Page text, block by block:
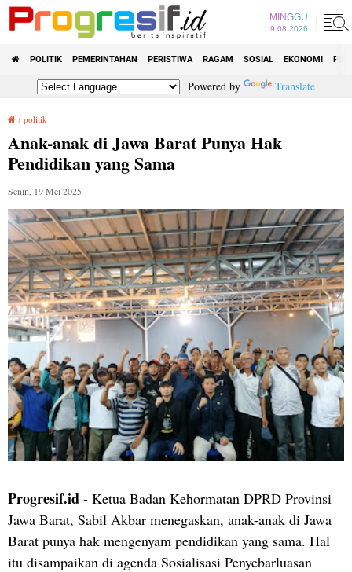
MINGGU
9 08 2026
POLITIK PEMERINTAHAN PERISTIWA RAGAM SOSIAL EKONOMI
Powered by Translate
› politik
Anak-anak di Jawa Barat Punya Hak
Pendidikan yang Sama
Senin, 19 Mei 2025
Progresif.id - Ketua Badan Kehormatan DPRD Provinsi
Jawa Barat, Sabil Akbar menegaskan, anak-anak di Jawa
Barat punya hak mengenyam pendidikan yang sama. Hal
itu disampaikan di agenda Sosialisasi Penyebarluasan